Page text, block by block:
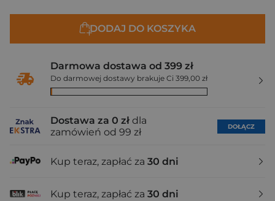
DODAJ DO KOSZYKA
Darmowa dostawa od 399 zł
Do darmowej dostawy brakuje Ci 399,00 zł
Dostawa za 0 zł dla
zamówień od 99 zł
DOŁĄCZ
Kup teraz, zapłać za 30 dni
Kup teraz, zapłać za 30 dni